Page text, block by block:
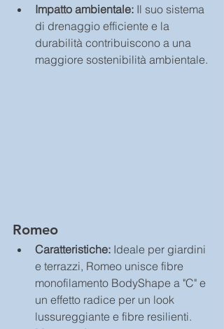
Impatto ambientale: Il suo sistema
di drenaggio efficiente e la
durabilità contribuiscono a una
maggiore sostenibilità ambientale.
Romeo
Caratteristiche: Ideale per giardini
e terrazzi, Romeo unisce fibre
monofilamento BodyShape a "C" e
un effetto radice per un look
lussureggiante e fibre resilienti.